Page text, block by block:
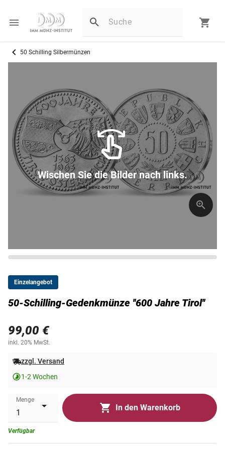
50 Schilling Silbermünzen
Wischen Sie die Bilder nach links.
Einzelangebot
50-Schilling-Gedenkmünze ''600 Jahre Tirol''
99,00 €
inkl. 20% MwSt.
zzgl. Versand
1-2 Wochen
Menge
In den Warenkorb
Verfügbar